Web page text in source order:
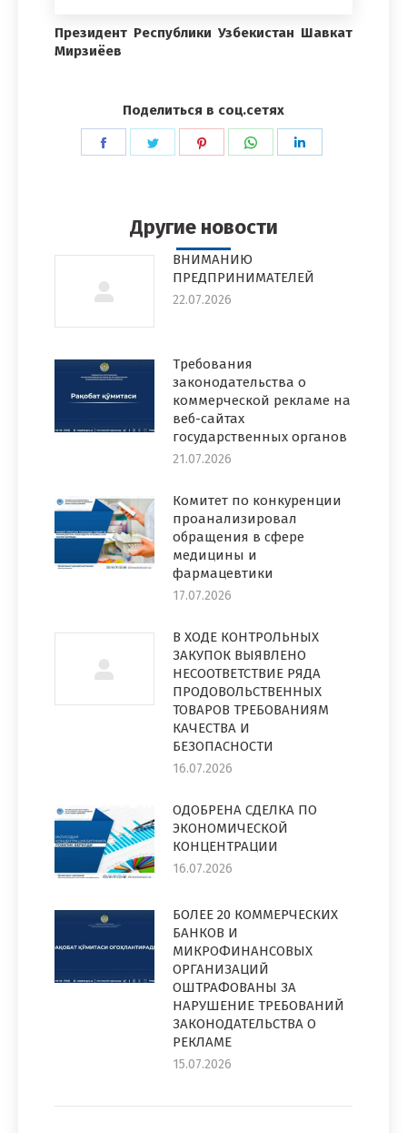
Президент Республики Узбекистан Шавкат
Мирзиёев
Поделиться в соц.сетях
ПоделитьсяПоделитьсяПоделитьсяПоделиться
Другие новости
ВНИМАНИЮ
ПРЕДПРИНИМАТЕЛЕЙ
22.07.2026
Требования
законодательства о
коммерческой рекламе на
веб-сайтах
государственных органов
21.07.2026
Комитет по конкуренции
проанализировал
обращения в сфере
медицины и
фармацевтики
17.07.2026
В ХОДЕ КОНТРОЛЬНЫХ
ЗАКУПОК ВЫЯВЛЕНО
НЕСООТВЕТСТВИЕ РЯДА
ПРОДОВОЛЬСТВЕННЫХ
ТОВАРОВ ТРЕБОВАНИЯМ
КАЧЕСТВА И
БЕЗОПАСНОСТИ
16.07.2026
ОДОБРЕНА СДЕЛКА ПО
ЭКОНОМИЧЕСКОЙ
КОНЦЕНТРАЦИИ
16.07.2026
БОЛЕЕ 20 КОММЕРЧЕСКИХ
БАНКОВ И
МИКРОФИНАНСОВЫХ
ОРГАНИЗАЦИЙ
ОШТРАФОВАНЫ ЗА
НАРУШЕНИЕ ТРЕБОВАНИЙ
ЗАКОНОДАТЕЛЬСТВА О
РЕКЛАМЕ
15.07.2026